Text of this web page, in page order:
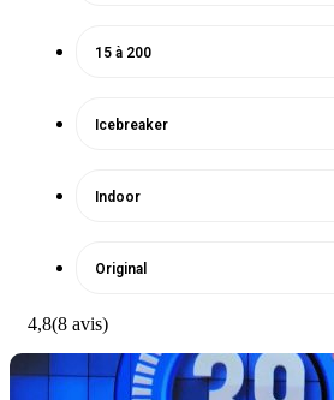
15 à 200
Icebreaker
Indoor
Original
4,8(8 avis)